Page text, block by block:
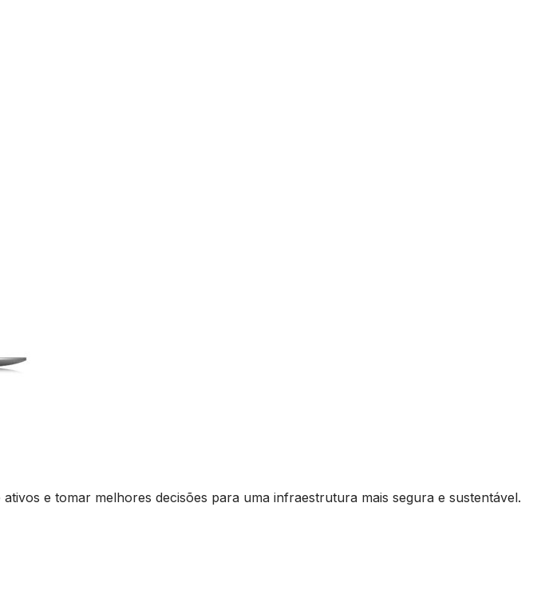
e tomar melhores decisões para uma infraestrutura mais segura e sustentável.